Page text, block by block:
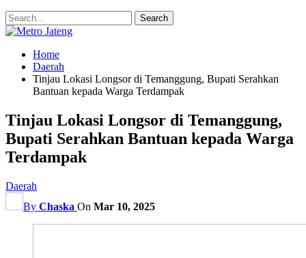
Home
Daerah
Tinjau Lokasi Longsor di Temanggung, Bupati Serahkan
Bantuan kepada Warga Terdampak
Tinjau Lokasi Longsor di Temanggung,
Bupati Serahkan Bantuan kepada Warga
Terdampak
Daerah
By Chaska On Mar 10, 2025